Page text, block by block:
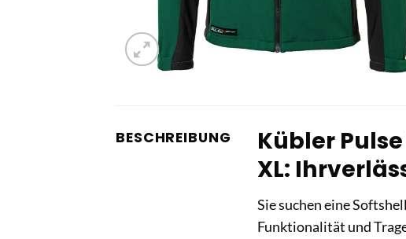
BESCHREIBUNG
Kübler
XL:
Sie suchen eine
Funktionalität und